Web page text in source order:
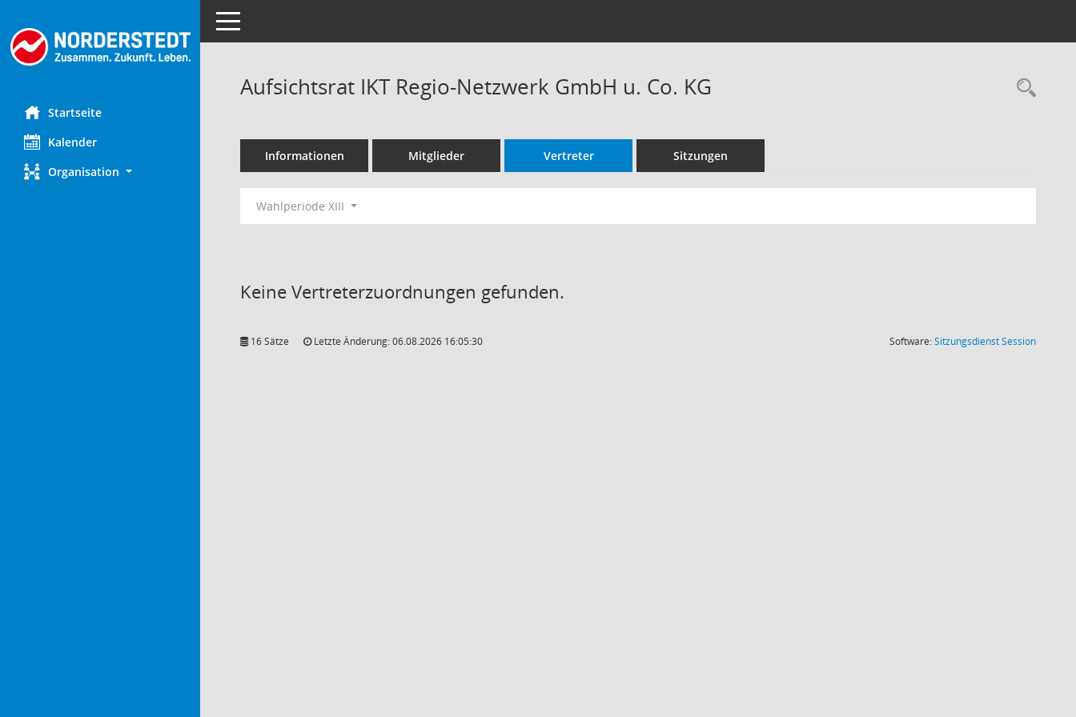
Startseite
Kalender
Organisation
Toggle navigation
Aufsichtsrat IKT Regio-Netzwerk GmbH u. Co. KG
Informationen Mitglieder Vertreter Sitzungen
Wahlperiode XIII
Keine Vertreterzuordnungen gefunden.
16 Sätze Letzte Änderung: 06.08.2026 16:05:30 Software:SitzungsdienstSession(Wird in